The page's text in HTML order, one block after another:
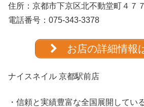
住所：京都市下京区北不動堂町４７
電話番号： 075-343-3378
お店の詳細情報
ナイスネイル 京都駅前店
・信頼と実績豊富な全国展開してい